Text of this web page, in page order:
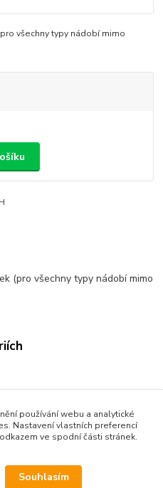
všechny typy nádobí mimo
(pro všechny typy nádobí mimo
je povinen zaevidovat
používání webu a analytické
Nastavení vlastních preferencí
ve spodní části stránek.
Souhlasím